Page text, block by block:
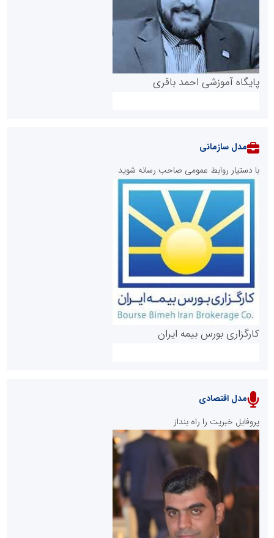
پایگاه آموزشی احمد باقری
روابط عمومی خبرگزاری گزارش خبر
پایگاه خبری نهضت ملی مسکن
مدل سازمانی
با دستیار روابط عمومی صاحب رسانه شوید
کارگزاری بورس بیمه ایران
سازمان بورس و اوراق بهادار
مرجع اخبار موثق در بازارسرمایه
مدل اقتصادی
پروفایل خبریت را راه بنداز